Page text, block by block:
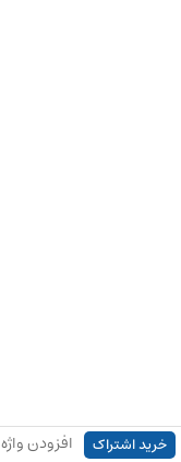
خرید اشتراک افزودن واژه